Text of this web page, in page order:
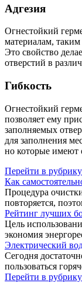
Адгезия
Огнестойкий
материалам, таким
Это свойство
отверстий в
Гибкость
Огнестойкий
позволяет ему
заполняемых
для заполнения
но которые
Перейти в рубрику
Как
Процедура
повторяется,
Рейтинг лучших
Цель
экономия
Электрический
Сегодня
пользоваться
Перейти в рубрику